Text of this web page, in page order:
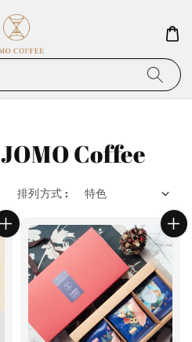
Coffee
排列方式 :